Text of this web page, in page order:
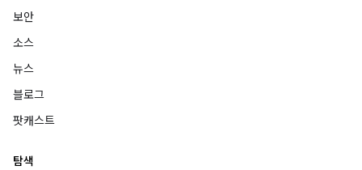
보안
소스
뉴스
블로그
팟캐스트
탐색